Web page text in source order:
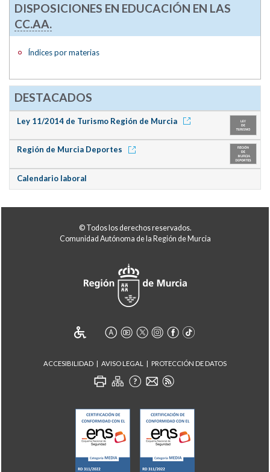
DISPOSICIONES EN EDUCACIÓN EN LAS
CC.AA.
Índices por materias
DESTACADOS
Ley 11/2014 de Turismo Región de Murcia
Región de Murcia Deportes
Calendario laboral
© Todos los derechos reservados.
Comunidad Autónoma de la Región de Murcia
ACCESIBILIDAD AVISO LEGAL PROTECCIÓN DE DATOS